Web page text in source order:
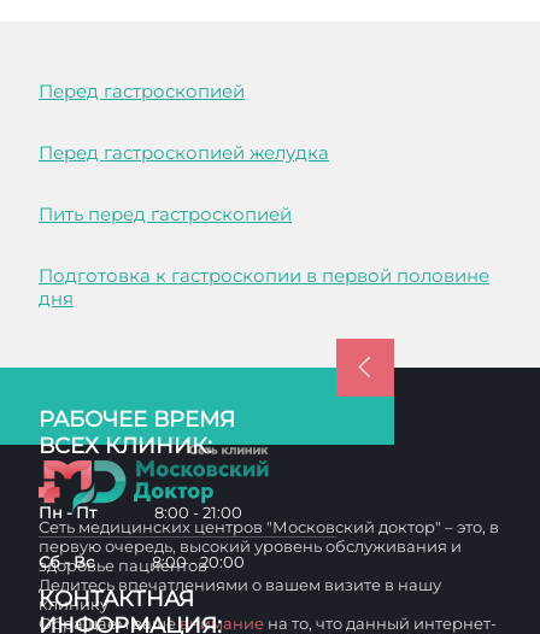
Перед гастроскопией
Перед гастроскопией желудка
Пить перед гастроскопией
Подготовка к гастроскопии в первой половине
дня
РАБОЧЕЕ ВРЕМЯ
ВСЕХ КЛИНИК:
Пн - Пт 8:00 - 21:00
Сб - Вс 8:00 - 20:00
КОНТАКТНАЯ
ИНФОРМАЦИЯ:
Сеть медицинских центров "Московский доктор" – это, в
первую очередь, высокий уровень обслуживания и
здоровье пациентов
Делитесь впечатлениями о вашем визите в нашу
клинику
Обращаем вашевнимание на то, что данный интернет-